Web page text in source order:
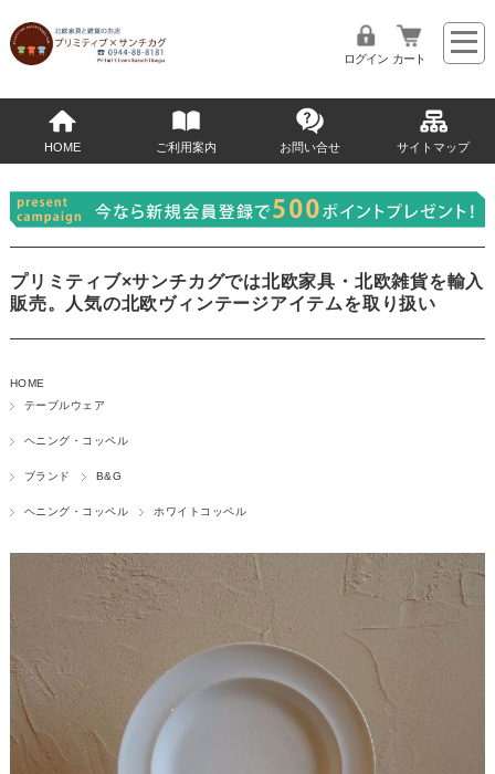
ログイン カート
HOME ご利用案内 お問い合せ サイトマップ
プリミティブ×サンチカグでは北欧家具・北欧雑貨を輸入
販売。人気の北欧ヴィンテージアイテムを取り扱い
HOME
テーブルウェア
ヘニング・コッペル
ブランド B&G
ヘニング・コッペル ホワイトコッペル